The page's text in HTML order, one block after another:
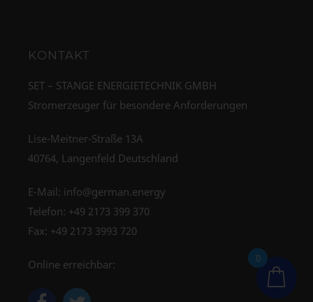
KONTAKT
SET – STANGE ENERGIETECHNIK GMBH
Stromerzeuger für besondere Anforderungen
Lise-Meitner-Straße 13A
40764, Langenfeld Deutschland
E-Mail: info@german.energy
Telefon: +49 2173 399 370
Fax: +49 2173 3993 720
Online erreichbar: 0